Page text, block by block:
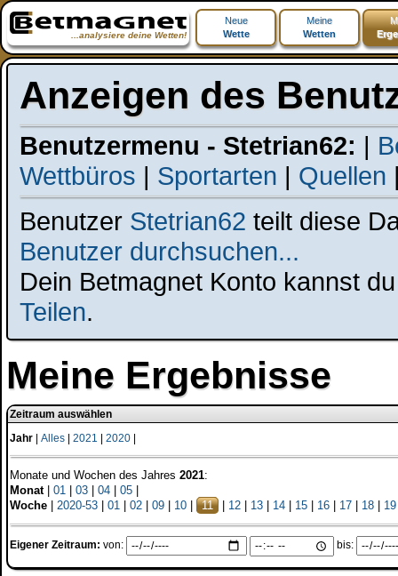
...analysiere deine Wetten!
Neue
Wette
Meine
Wetten
Anzeigen des
Benutzermenu - Stetrian62: |
Wettbüros | Sportarten | Quellen
Benutzer Stetrian62 teilt diese
Benutzer durchsuchen...
Dein Betmagnet Konto kannst
Teilen.
Meine Ergebnisse
Zeitraum auswählen
Jahr
Alles 2021 2020
Monate und Wochen des Jahres 2021:
Monat| 01 03 04 05
Woche
2020-53 01 02 09 10 11 12 13 14 15 16 17 18 19
Eigener Zeitraum: von: bis: